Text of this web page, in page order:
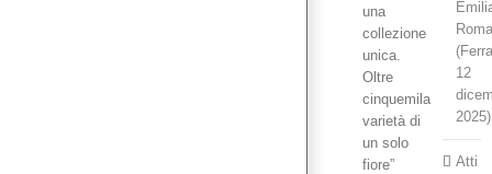
Fineschi.
collezione
cinquemila
12
2025)
Atti